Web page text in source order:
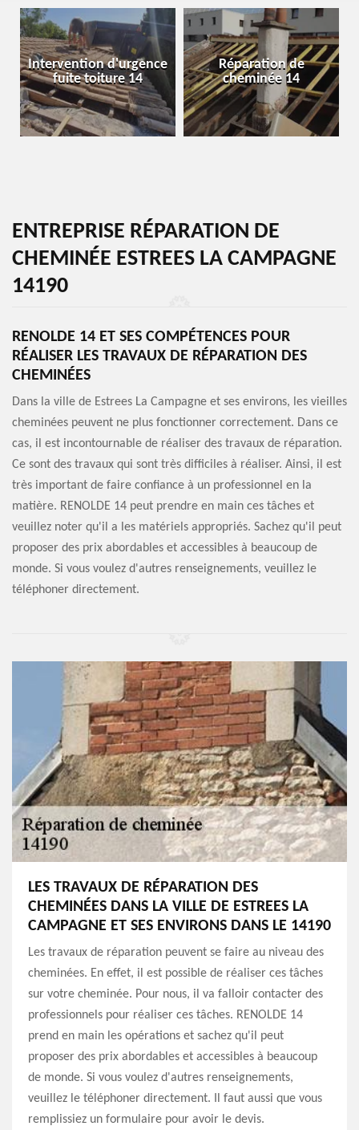
Intervention d'urgence
fuite toiture 14
Réparation de
cheminée 14
ENTREPRISE RÉPARATION DE
CHEMINÉE ESTREES LA CAMPAGNE
14190
RENOLDE 14 ET SES COMPÉTENCES POUR
RÉALISER LES TRAVAUX DE RÉPARATION DES
CHEMINÉES
Dans la ville de Estrees La Campagne et ses environs, les vieilles
cheminées peuvent ne plus fonctionner correctement. Dans ce
cas, il est incontournable de réaliser des travaux de réparation.
Ce sont des travaux qui sont très difficiles à réaliser. Ainsi, il est
très important de faire confiance à un professionnel en la
matière. RENOLDE 14 peut prendre en main ces tâches et
veuillez noter qu'il a les matériels appropriés. Sachez qu'il peut
proposer des prix abordables et accessibles à beaucoup de
monde. Si vous voulez d'autres renseignements, veuillez le
téléphoner directement.
LES TRAVAUX DE RÉPARATION DES
CHEMINÉES DANS LA VILLE DE ESTREES LA
CAMPAGNE ET SES ENVIRONS DANS LE 14190
Les travaux de réparation peuvent se faire au niveau des
cheminées. En effet, il est possible de réaliser ces tâches
sur votre cheminée. Pour nous, il va falloir contacter des
professionnels pour réaliser ces tâches. RENOLDE 14
prend en main les opérations et sachez qu'il peut
proposer des prix abordables et accessibles à beaucoup
de monde. Si vous voulez d'autres renseignements,
veuillez le téléphoner directement. Il faut aussi que vous
remplissiez un formulaire pour avoir le devis.